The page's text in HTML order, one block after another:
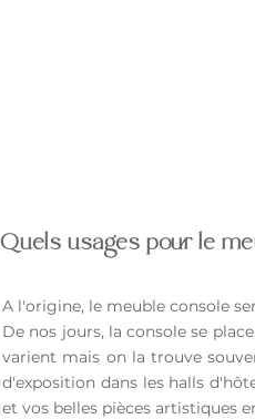
Quels usages pour le
A l'origine, le meuble console
De nos jours, la console se
varient mais on la trouve
d'exposition dans les halls
et vos belles pièces artistiques